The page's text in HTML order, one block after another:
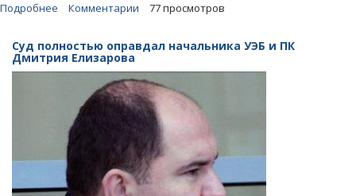
Подробнее
Карабулакском
районе
фирмы-
коррупционера
аннулировали
итоги
торгов
Комментарии 77 просмотров
Суд полностью оправдал начальника УЭБ и ПК
Дмитрия Елизарова